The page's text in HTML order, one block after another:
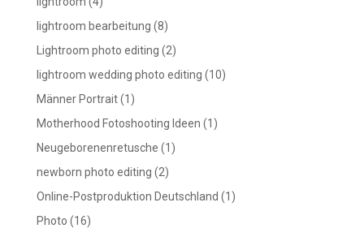
lightroom bearbeitung (8)
Lightroom photo editing (2)
lightroom wedding photo editing (10)
Männer Portrait(1)
Motherhood Fotoshooting Ideen (1)
Neugeborenenretusche (1)
newborn photo editing (2)
Online-Postproduktion Deutschland (1)
Photo (16)